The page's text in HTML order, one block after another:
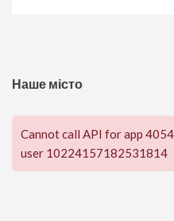
Наше місто
Cannot call API for app
user 10224157182531814